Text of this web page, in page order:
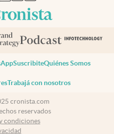
SuscribiteQuiénes Somos
Trabajá con nosotros
cronista.com
reservados
condiciones